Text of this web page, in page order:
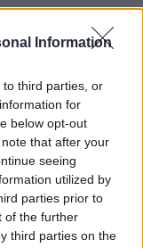
Information
third parties, or
for
below opt-out
that after your
seeing
utilized by
parties prior to
of the further
third parties on the
00:00:30